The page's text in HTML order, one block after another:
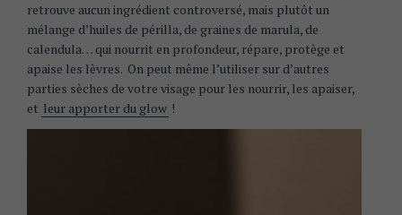
retrouve aucun ingrédient controversé, mais plutôt un
mélange d’huiles de périlla, de graines de marula, de
calendula… qui nourrit en profondeur, répare, protège et
apaise les lèvres. On peut même l’utiliser sur d’autres
parties sèches de votre visage pour les nourrir, les apaiser,
et leur apporter du glow !